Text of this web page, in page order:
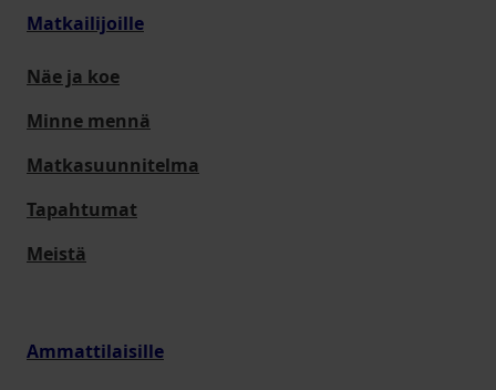
Matkailijoille
Näe ja koe
Minne mennä
Matkasuunnitelma
Tapahtumat
Meistä
Ammattilaisille